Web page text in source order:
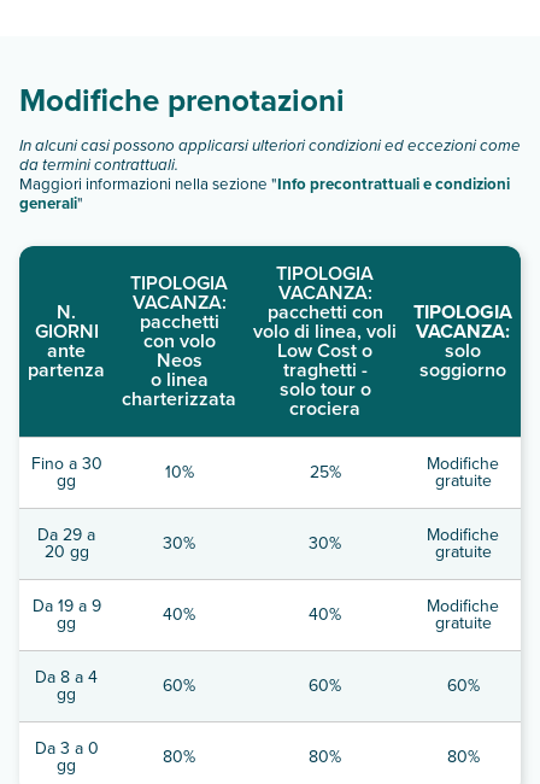
Scopri tutti i dettagli nel paragrafo dedicato "
Modifiche prenotazioni
In alcuni casi possono applicarsi ulteriori condizioni ed eccezioni come
da termini contrattuali.
Maggiori informazioni nella sezione "Info precontrattuali e condizioni
generali"
N.
GIORNI
ante
partenza
TIPOLOGIA
VACANZA:
pacchetti
con volo
Neos
o linea
charterizzata
TIPOLOGIA
VACANZA:
pacchetti con
volo di linea, voli
Low Cost o
traghetti -
solo tour o
crociera
TIPOLOGIA
VACANZA:
solo
soggiorno
Fino a 30
gg 10% 25% Modifiche
gratuite
Da 29 a
20 gg 30% 30% Modifiche
gratuite
Da 19 a 9
gg 40% 40% Modifiche
gratuite
Da 8 a 4
gg 60% 60% 60%
Da 3 a 0
gg 80% 80% 80%